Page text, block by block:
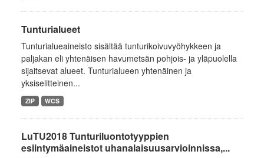
Tunturialueet
Tunturialueaineisto sisältää tunturikoivuvyöhykkeen ja
paljakan eli yhtenäisen havumetsän pohjois- ja yläpuolella
sijaitsevat alueet. Tunturialueen yhtenäinen ja
yksiselitteinen...
ZIP WCS
LuTU2018 Tunturiluontotyyppien
esiintymäaineistot uhanalaisuusarvioinnissa,...